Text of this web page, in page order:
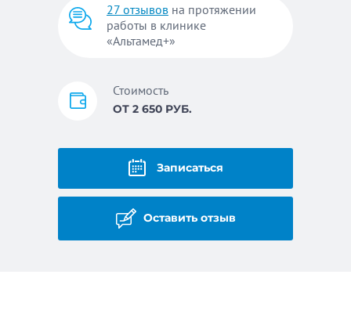
27 отзывов на протяжении
работы в клинике
«Альтамед+»
Стоимость
ОТ 2 650 РУБ.
Записаться
Оставить отзыв